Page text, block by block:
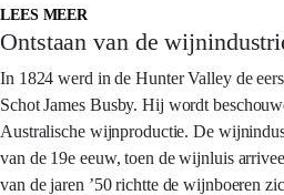
LEES MEER
Ontstaan van de
In 1824 werd in de Hunter Valley de
Schot James Busby. Hij wordt
Australische wijnproductie. De
van de 19e eeuw, toen de wijnluis
van de jaren ’50 richtte de wijnboeren